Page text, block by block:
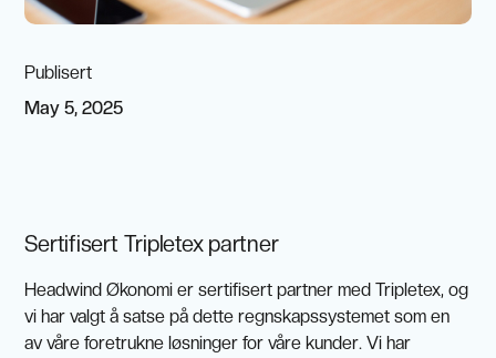
Publisert
May 5, 2025
Sertifisert Tripletex partner
Headwind Økonomi er sertifisert partner med Tripletex, og
vi har valgt å satse på dette regnskapssystemet som en
av våre foretrukne løsninger for våre kunder. Vi har